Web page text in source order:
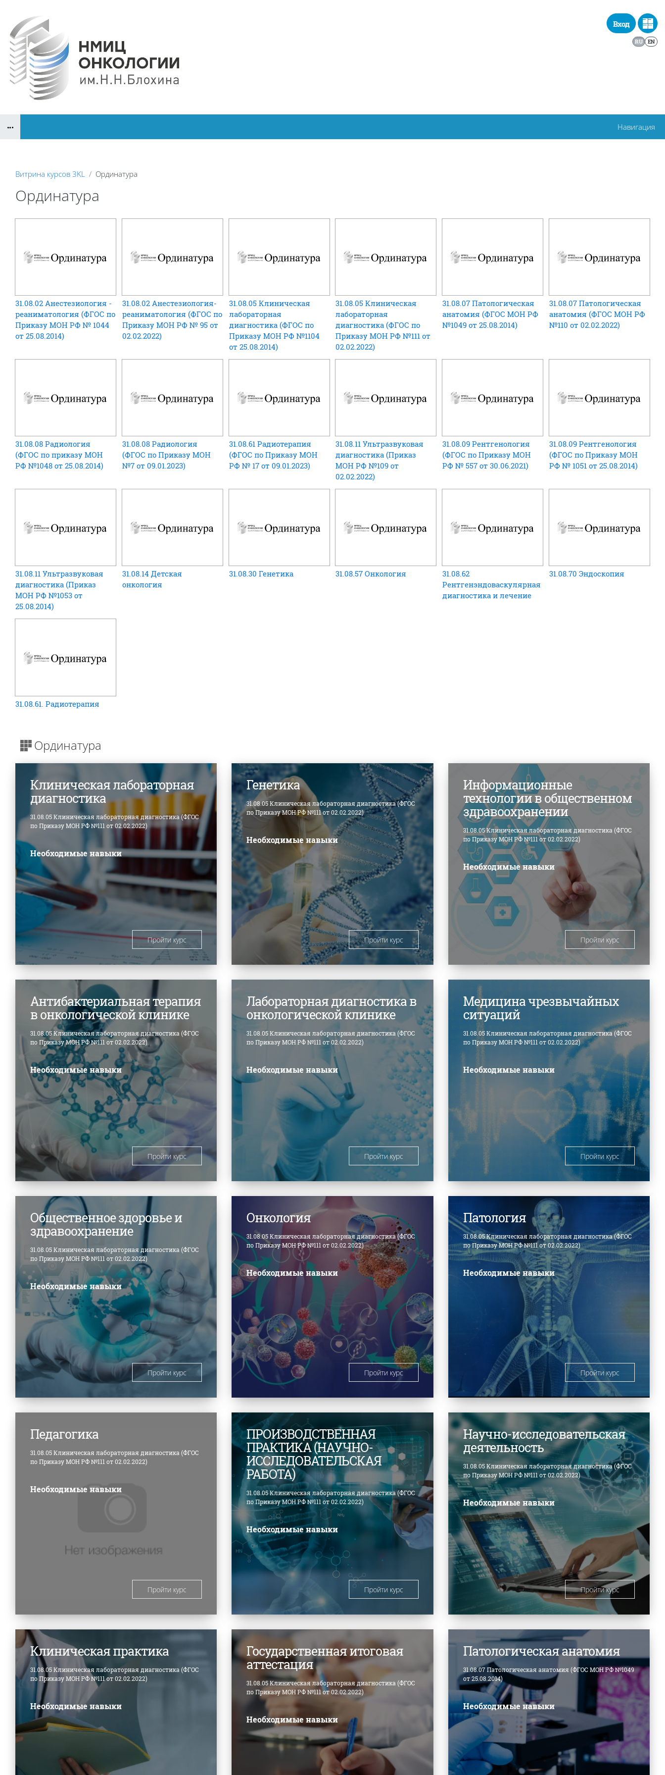
Вход
RU EN
Витрина курсов 3KL Ординатура
Ординатура
Блоки
31.08.02 Анестезиология -
реаниматология (ФГОС по
Приказу МОН РФ № 1044
от 25.08.2014)
31.08.02 Анестезиология-
реаниматология (ФГОС по
Приказу МОН РФ № 95 от
02.02.2022)
31.08.05 Клиническая
лабораторная
диагностика (ФГОС по
Приказу МОН РФ №1104
от 25.08.2014)
31.08.05 Клиническая
лабораторная
диагностика (ФГОС по
Приказу МОН РФ №111 от
02.02.2022)
31.08.07 Патологическая
анатомия (ФГОС МОН РФ
№1049 от 25.08.2014)
31.08.07 Патологическая
анатомия (ФГОС МОН РФ
№110 от 02.02.2022)
31.08.08 Радиология
(ФГОС по приказу МОН
РФ №1048 от 25.08.2014)
31.08.08 Радиология
(ФГОС по Приказу МОН
№7 от 09.01.2023)
31.08.61 Радиотерапия
(ФГОС по Приказу МОН
РФ № 17 от 09.01.2023)
31.08.11 Ультразвуковая
диагностика (Приказ
МОН РФ №109 от
02.02.2022)
31.08.09 Рентгенология
(ФГОС по Приказу МОН
РФ № 557 от 30.06.2021)
31.08.09 Рентгенология
(ФГОС по Приказу МОН
РФ № 1051 от 25.08.2014)
31.08.11 Ультразвуковая
диагностика (Приказ
МОН РФ №1053 от
25.08.2014)
31.08.14 Детская
онкология
31.08.30 Генетика 31.08.57 Онкология
31.08.62
Рентгенэндоваскулярная
диагностика и лечение
31.08.70 Эндоскопия
31.08.61. Радиотерапия
Ординатура
Клиническая лабораторная
диагностика
31.08.05 Клиническая лабораторная диагностика (ФГОС
по Приказу МОН РФ №111 от 02.02.2022)
Необходимые навыки
Пройти курс
Генетика
31.08.05 Клиническая лабораторная диагностика (ФГОС
по Приказу МОН РФ №111 от 02.02.2022)
Необходимые навыки
Пройти курс
Информационные
технологии в общественном
здравоохранении
31.08.05 Клиническая лабораторная диагностика (ФГОС
по Приказу МОН РФ №111 от 02.02.2022)
Необходимые навыки
Пройти курс
Антибактериальная терапия
в онкологической клинике
31.08.05 Клиническая лабораторная диагностика (ФГОС
по Приказу МОН РФ №111 от 02.02.2022)
Необходимые навыки
Пройти курс
Лабораторная диагностика в
онкологической клинике
31.08.05 Клиническая лабораторная диагностика (ФГОС
по Приказу МОН РФ №111 от 02.02.2022)
Необходимые навыки
Пройти курс
Медицина чрезвычайных
ситуаций
31.08.05 Клиническая лабораторная диагностика (ФГОС
по Приказу МОН РФ №111 от 02.02.2022)
Необходимые навыки
Пройти курс
Общественное здоровье и
здравоохранение
31.08.05 Клиническая лабораторная диагностика (ФГОС
по Приказу МОН РФ №111 от 02.02.2022)
Необходимые навыки
Пройти курс
Онкология
31.08.05 Клиническая лабораторная диагностика (ФГОС
по Приказу МОН РФ №111 от 02.02.2022)
Необходимые навыки
Пройти курс
Патология
31.08.05 Клиническая лабораторная диагностика (ФГОС
по Приказу МОН РФ №111 от 02.02.2022)
Необходимые навыки
Пройти курс
Педагогика
31.08.05 Клиническая лабораторная диагностика (ФГОС
по Приказу МОН РФ №111 от 02.02.2022)
Необходимые навыки
Пройти курс
ПРОИЗВОДСТВЕННАЯ
ПРАКТИКА (НАУЧНО-
ИССЛЕДОВАТЕЛЬСКАЯ
РАБОТА)
31.08.05 Клиническая лабораторная диагностика (ФГОС
по Приказу МОН РФ №111 от 02.02.2022)
Необходимые навыки
Пройти курс
Научно-исследовательская
деятельность
31.08.05 Клиническая лабораторная диагностика (ФГОС
по Приказу МОН РФ №111 от 02.02.2022)
Необходимые навыки
Пройти курс
Клиническая практика
31.08.05 Клиническая лабораторная диагностика (ФГОС
по Приказу МОН РФ №111 от 02.02.2022)
Необходимые навыки
Государственная итоговая
аттестация
31.08.05 Клиническая лабораторная диагностика (ФГОС
по Приказу МОН РФ №111 от 02.02.2022)
Необходимые навыки
Патологическая анатомия
31.08.07 Патологическая анатомия (ФГОС МОН РФ №1049
от 25.08.2014)
Необходимые навыки
Навигация